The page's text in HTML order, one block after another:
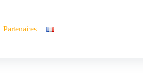
Partenaires